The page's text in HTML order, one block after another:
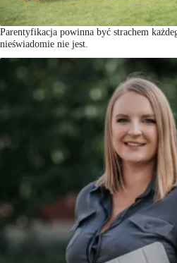
Parentyfikacja powinna być strachem
nieświadomie nie jest.